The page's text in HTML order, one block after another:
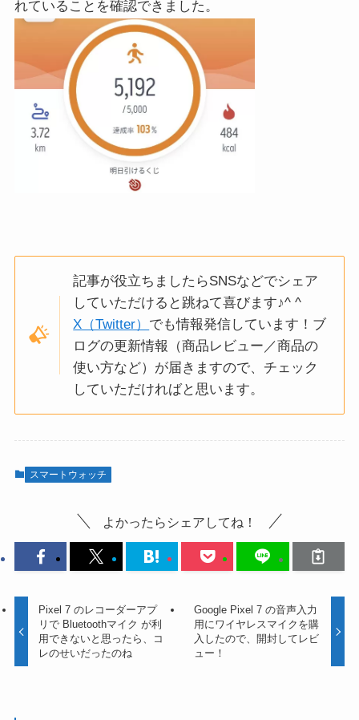
れていることを確認できました。
記事が役立ちましたらSNSなどでシェア
していただけると跳ねて喜びます♪^ ^
X（Twitter） でも情報発信しています！ブ
ログの更新情報（商品レビュー／商品の
使い方など）が届きますので、チェック
していただければと思います。
スマートウォッチ
よかったらシェアしてね！
Pixel 7 のレコーダーアプ
リで Bluetoothマイク が利
用できないと思ったら、コ
レのせいだったのね
Google Pixel 7 の音声入力
用にワイヤレスマイクを購
入したので、開封してレビ
ュー！